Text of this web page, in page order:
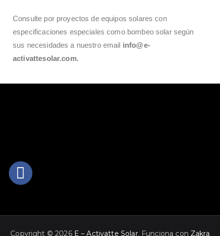
Consulte por proyectos de equipos solares con
especificaciones especiales como bombeo solar según
sus necesidades a nuestro email info@e-
activattesolar.com.
Copyright © 2026 E – Activatte Solar. Funciona con Zakra